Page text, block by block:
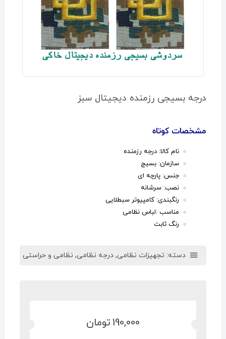
درجه بسیجی رزمنده دیجیتال سبز
مشخصات کوتاه
نام کالا: درجه رزمنده
سازمان: بسیج
جنس: پارچه ای
نصب: سرشانه
رنگبندی: کامپیوتر سبطلایی
مناسب :لباس نظامی
رنگ ثابت
دسته: تجهیزات نظامی, درجه نظامی, نظامی و حراستی
190,000 تومان